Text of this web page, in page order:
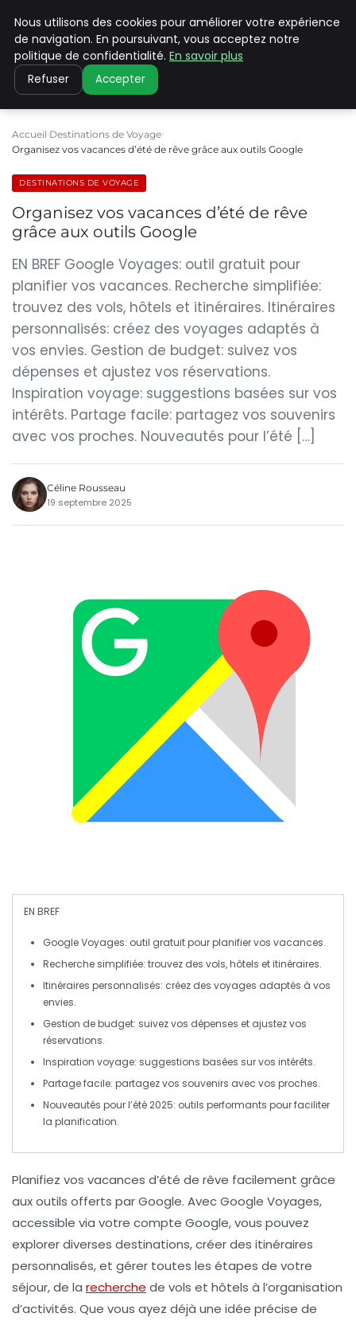
PILAT PATRIMOINES
Accueil Destinations de Voyage
Organisez vos vacances d’été de rêve grâce aux outils Google
DESTINATIONS DE VOYAGE
Organisez vos vacances d’été de rêve
grâce aux outils Google
EN BREF Google Voyages: outil gratuit pour
planifier vos vacances. Recherche simplifiée:
trouvez des vols, hôtels et itinéraires. Itinéraires
personnalisés: créez des voyages adaptés à
vos envies. Gestion de budget: suivez vos
dépenses et ajustez vos réservations.
Inspiration voyage: suggestions basées sur vos
intérêts. Partage facile: partagez vos souvenirs
avec vos proches. Nouveautés pour l’été […]
Céline Rousseau
19 septembre 2025
EN BREF
Google Voyages: outil gratuit pour planifier vos vacances.
Recherche simplifiée: trouvez des vols, hôtels et itinéraires.
Itinéraires personnalisés: créez des voyages adaptés à vos
envies.
Gestion de budget: suivez vos dépenses et ajustez vos
réservations.
Inspiration voyage: suggestions basées sur vos intérêts.
Partage facile: partagez vos souvenirs avec vos proches.
Nouveautés pour l’été 2025: outils performants pour faciliter
la planification.
Planifiez vos vacances d’été de rêve facilement grâce
aux outils offerts parGoogle. AvecGoogle Voyages,
accessible via votre compte Google, vous pouvez
explorer diverses destinations, créer des itinéraires
personnalisés, et gérer toutes les étapes de votre
séjour, de la recherche de vols et hôtels à l’organisation
d’activités. Que vous ayez déjà une idée précise de
Nous utilisons des cookies pour améliorer votre expérience
de navigation. En poursuivant, vous acceptez notre
politique de confidentialité. En savoir plus
Refuser Accepter